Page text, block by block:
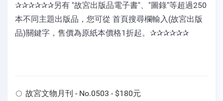
✰✰✰✰✰✰另有 "故宮出版品電子書"、"圖錄"等超過250
本不同主題出版品，您可從 首頁搜尋欄輸入(故宮出版
品)關鍵字，售價為原紙本價格1折起。✰✰✰✰✰✰
故宮文物月刊 - No.0503 - $180元